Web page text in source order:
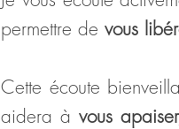
permettre de vous
Cette écoute
aidera à vous